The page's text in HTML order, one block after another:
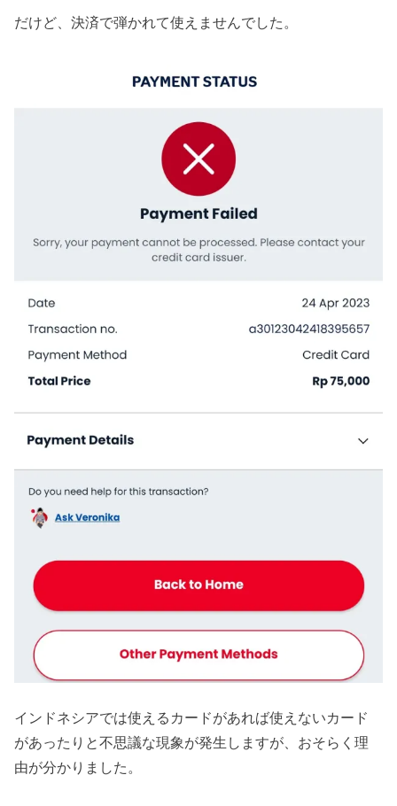
だけど、決済で弾かれて使えませんでした。
インドネシアでは使えるカードがあれば使えないカード
があったりと不思議な現象が発生しますが、おそらく理
由が分かりました。